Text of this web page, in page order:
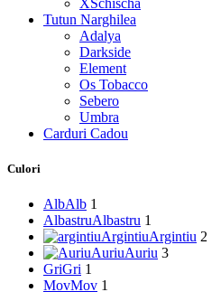
XSchischa
Tutun Narghilea
Adalya
Darkside
Element
Os Tobacco
Sebero
Umbra
Carduri Cadou
Culori
AlbAlb 1
AlbastruAlbastru 1
ArgintiuArgintiu 2
AuriuAuriu 3
GriGri 1
MovMov 1